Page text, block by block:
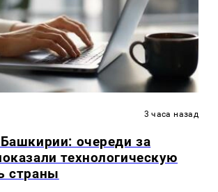
3 часа назад
очереди за
технологическую
страны